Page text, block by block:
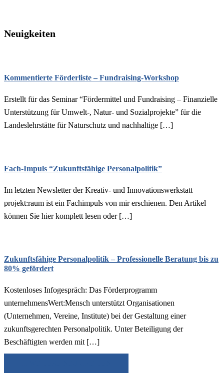
Neuigkeiten
Kommentierte Förderliste – Fundraising-Workshop
Erstellt für das Seminar “Fördermittel und Fundraising – Finanzielle
Unterstützung für Umwelt-, Natur- und Sozialprojekte” für die
Landeslehrstätte für Naturschutz und nachhaltige […]
Fach-Impuls “Zukunftsfähige Personalpolitik”
Im letzten Newsletter der Kreativ- und Innovationswerkstatt
projekt:raum ist ein Fachimpuls von mir erschienen. Den Artikel
können Sie hier komplett lesen oder […]
Zukunftsfähige Personalpolitik – Professionelle Beratung bis zu
80% gefördert
Kostenloses Infogespräch: Das Förderprogramm
unternehmensWert:Mensch unterstützt Organisationen
(Unternehmen, Vereine, Institute) bei der Gestaltung einer
zukunftsgerechten Personalpolitik. Unter Beteiligung der
Beschäftigten werden mit […]